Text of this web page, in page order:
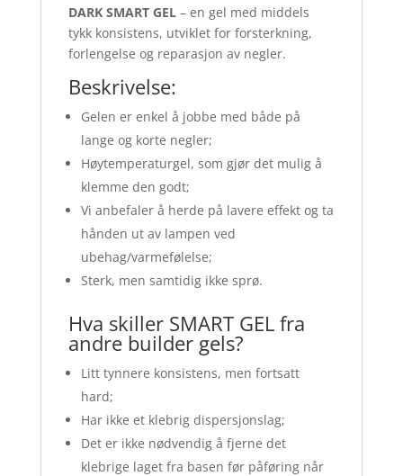
DARK SMART GEL– en gel med middels
tykk konsistens, utviklet for forsterkning,
forlengelse og reparasjon av negler.
Beskrivelse:
Gelen er enkel å jobbe med både på
lange og korte negler;
Høytemperaturgel, som gjør det mulig å
klemme den godt;
Vi anbefaler å herde på lavere effekt og ta
hånden ut av lampen ved
ubehag/varmefølelse;
Sterk, men samtidig ikke sprø.
Hva skiller SMART GEL fra
andre builder gels?
Litt tynnere konsistens, men fortsatt
hard;
Har ikke et klebrig dispersjonslag;
Det er ikke nødvendig å fjerne det
klebrige laget fra basen før påføring når